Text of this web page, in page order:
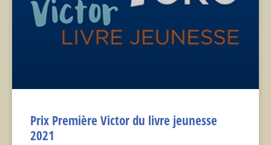
Prix Première Victor du livre jeunesse
2021